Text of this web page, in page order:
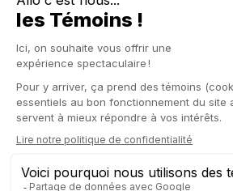
Top 5 des ERP Open Source
ERP Integration
ERP Implementation
ERP Project
ERP System
Odoo ERP pour le secteur des assurances
Odoo ERP pour le secteur de la logistique
Odoo ERP pour l'industrie du CBD